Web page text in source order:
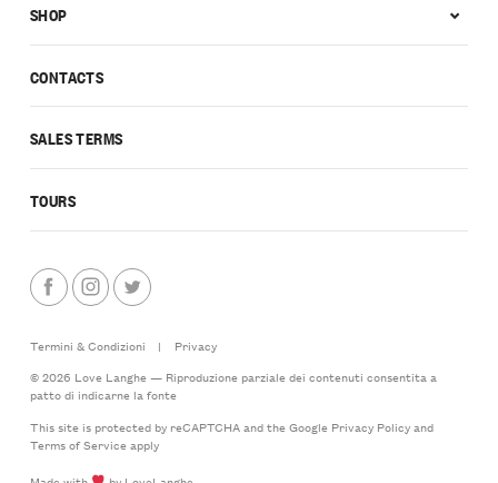
CONTACTS
SALES TERMS
TOURS
SHOP
Termini & Condizioni |
Privacy
© 2026 Love Langhe — Riproduzione parziale dei contenuti consentita a
patto di indicarne la fonte
This site is protected by reCAPTCHA and the Google Privacy Policyand
Terms of Serviceapply